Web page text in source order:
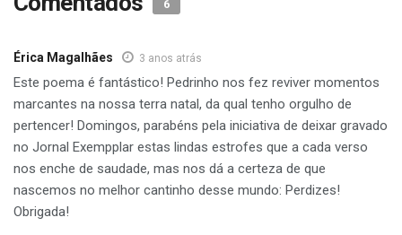
6
Érica Magalhães 3 anos atrás
Este poema é fantástico! Pedrinho nos fez reviver momentos
marcantes na nossa terra natal, da qual tenho orgulho de
pertencer! Domingos, parabéns pela iniciativa de deixar gravado
no Jornal Exempplar estas lindas estrofes que a cada verso
nos enche de saudade, mas nos dá a certeza de que
nascemos no melhor cantinho desse mundo: Perdizes!
Obrigada!